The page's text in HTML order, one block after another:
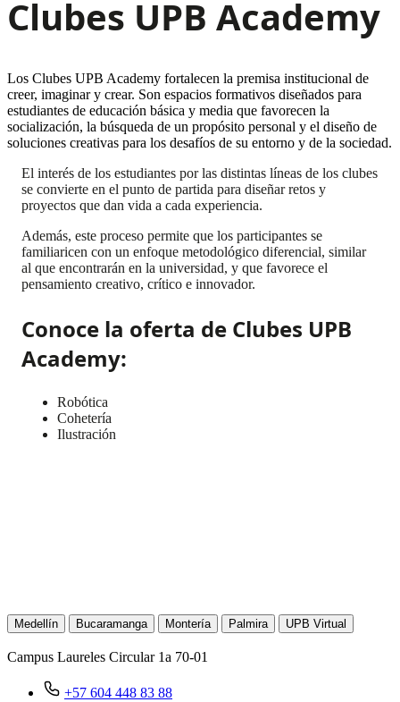
Clubes UPB Academy
Los Clubes UPB Academy fortalecen la premisa institucional de
creer, imaginar y crear. Son espacios formativos diseñados para
estudiantes de educación básica y media que favorecen la
socialización, la búsqueda de un propósito personal y el diseño de
soluciones creativas para los desafíos de su entorno y de la sociedad.
El interés de los estudiantes por las distintas líneas de los clubes
se convierte en el punto de partida para diseñar retos y
proyectos que dan vida a cada experiencia.
Además, este proceso permite que los participantes se
familiaricen con un enfoque metodológico diferencial, similar
al que encontrarán en la universidad, y que favorece el
pensamiento creativo, crítico e innovador.
Conoce la oferta de Clubes UPB
Academy:
Robótica
Cohetería
Ilustración
Medellín Bucaramanga Montería Palmira UPB Virtual
Campus Laureles Circular 1a 70-01
+57 604 448 83 88